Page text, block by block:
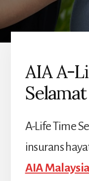
AIA A-
Selamat
A-Life Time
insurans
AIA